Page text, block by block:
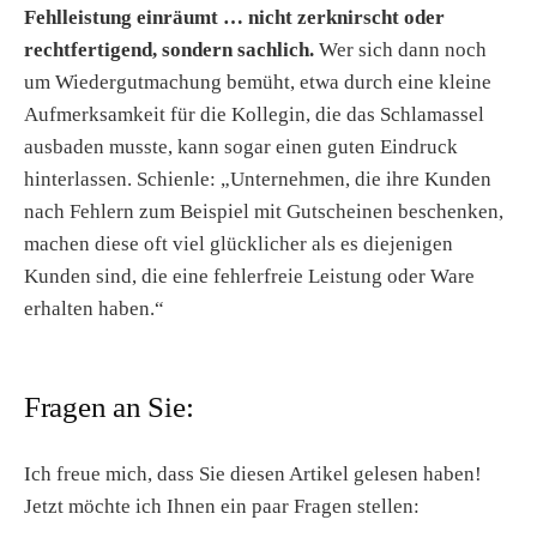
Fehlleistung einräumt … nicht zerknirscht oder
rechtfertigend, sondern sachlich. Wer sich dann noch
um Wiedergutmachung bemüht, etwa durch eine kleine
Aufmerksamkeit für die Kollegin, die das Schlamassel
ausbaden musste, kann sogar einen guten Eindruck
hinterlassen. Schienle: „Unternehmen, die ihre Kunden
nach Fehlern zum Beispiel mit Gutscheinen beschenken,
machen diese oft viel glücklicher als es diejenigen
Kunden sind, die eine fehlerfreie Leistung oder Ware
erhalten haben.“
Fragen an Sie:
Ich freue mich, dass Sie diesen Artikel gelesen haben!
Jetzt möchte ich Ihnen ein paar Fragen stellen: